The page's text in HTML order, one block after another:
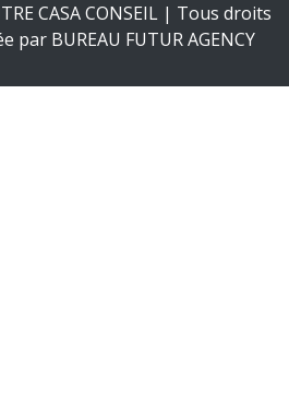
CASA CONSEIL | Tous droits
par BUREAU FUTUR AGENCY